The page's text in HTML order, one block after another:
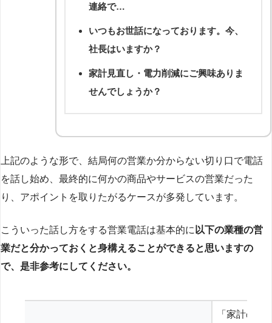
連絡で…
いつもお世話になっております。今、
社長はいますか？
家計見直し・電力削減にご興味ありま
せんでしょうか？
上記のような形で、結局何の営業か分からない切り口で電話
を話し始め、最終的に何かの商品やサービスの営業だった
り、アポイントを取りたがるケースが多発しています。
こういった話し方をする営業電話は基本的に 以下の業種の営
業だと分かっておくと身構えることができると思いますの
で、是非参考にしてください。
「家計の見